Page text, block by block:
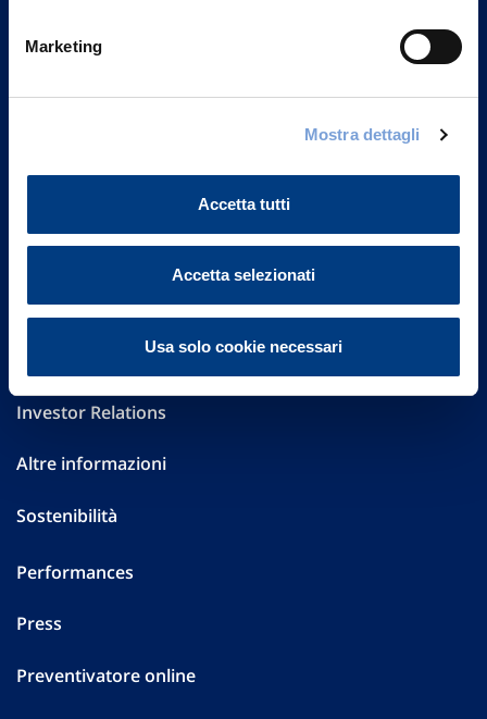
Marketing
Mostra dettagli
Accetta tutti
Accetta selezionati
Usa solo cookie necessari
Vittoria Assicurazioni S.p.A.
20149 Milano
Part. IVA 01329510158
FAQ
Investor Relations
Altre informazioni
Sostenibilità
Performances
Press
Preventivatore online